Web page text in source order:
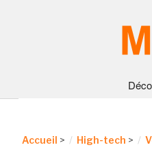
Déco
Accueil > High-tech >